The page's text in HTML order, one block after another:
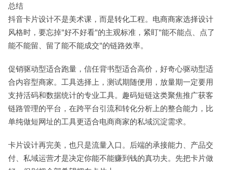
总结
抖音卡片设计不是美术课，而是转化工程。电商商家选择设计
风格时，要忘掉"好不好看"的主观标准，紧盯"能不能点、点了
能不能留、留了能不能成交"的链路效率。
促销驱动型适合跑量，信任背书型适合高价，好奇心驱动型适
合内容型商家。工具选择上，测试期随便用，放量期一定要用
支持活码和数据统计的专业工具。趣码短链这类聚焦推广获客
链路管理的平台，在跨平台引流和转化分析上的整合能力，比
单纯做短网址的工具更适合电商商家的私域沉淀需求。
卡片设计再完美，也只是流量入口。后端的承接能力、产品交
付、私域运营才是决定你能不能赚到钱的真功夫。先把卡片做